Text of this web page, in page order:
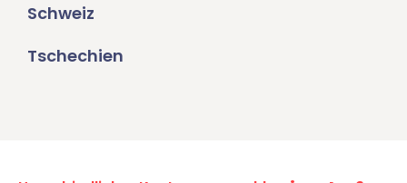
Schweiz
Tschechien